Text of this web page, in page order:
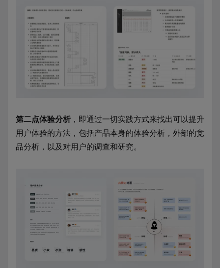
第二点体验分析 ，即通过一切实践方式来找出可以提升
用户体验的方法，包括产品本身的体验分析，外部的竞
品分析，以及对用户的调查和研究。